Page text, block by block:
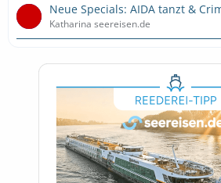
Neue Specials: AIDA tanzt &
Katharina seereisen.de